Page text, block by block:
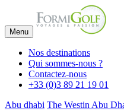
Menu
Nos destinations
Qui sommes-nous ?
Contactez-nous
+33 (0)3 89 21 19 01
Abu dhabi The Westin Abu